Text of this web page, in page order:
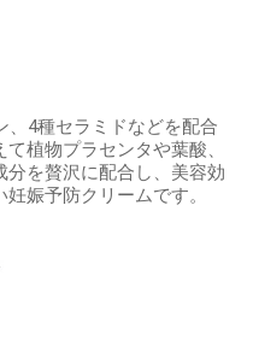
、4種セラミドなどを配合
植物プラセンタや葉酸、
を贅沢に配合し、美容効
娠予防クリームです。